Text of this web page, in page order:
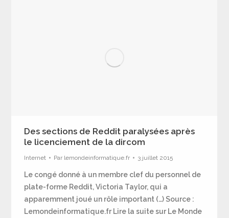
Des sections de Reddit paralysées après
le licenciement de la dircom
Internet Par lemondeinformatique.fr 3 juillet 2015
Le congé donné à un membre clef du personnel de
plate-forme Reddit, Victoria Taylor, qui a
apparemment joué un rôle important (…) Source :
Lemondeinformatique.fr Lire la suite sur Le Monde